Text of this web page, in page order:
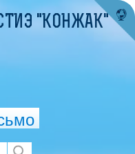
"КОНЖАК"